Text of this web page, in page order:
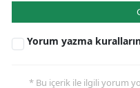
Yorum yazma
* Bu içerik ile ilgili yorum